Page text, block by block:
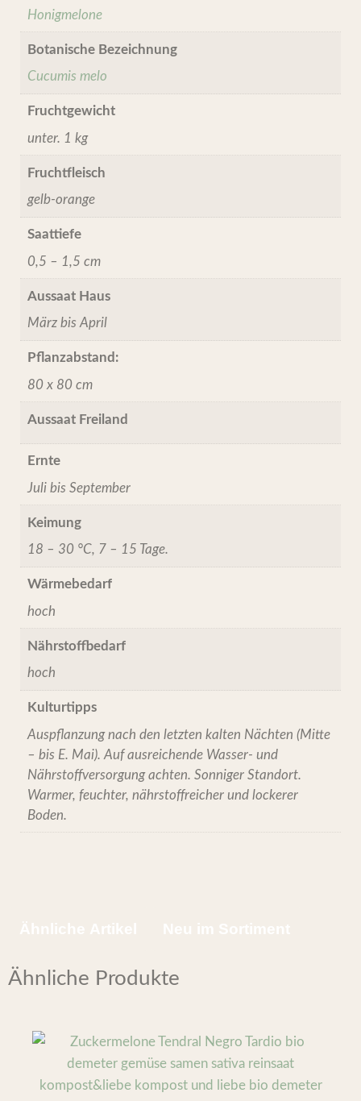
Honigmelone
Botanische Bezeichnung
Cucumis melo
Fruchtgewicht
unter. 1 kg
Fruchtfleisch
gelb-orange
Saattiefe
0,5 – 1,5 cm
Aussaat Haus
März bis April
Pflanzabstand:
80 x 80 cm
Aussaat Freiland
Ernte
Juli bis September
Keimung
18 – 30 °C, 7 – 15 Tage.
Wärmebedarf
hoch
Nährstoffbedarf
hoch
Kulturtipps
Auspflanzung nach den letzten kalten Nächten (Mitte
– bis E. Mai). Auf ausreichende Wasser- und
Nährstoffversorgung achten. Sonniger Standort.
Warmer, feuchter, nährstoffreicher und lockerer
Boden.
Ähnliche Produkte